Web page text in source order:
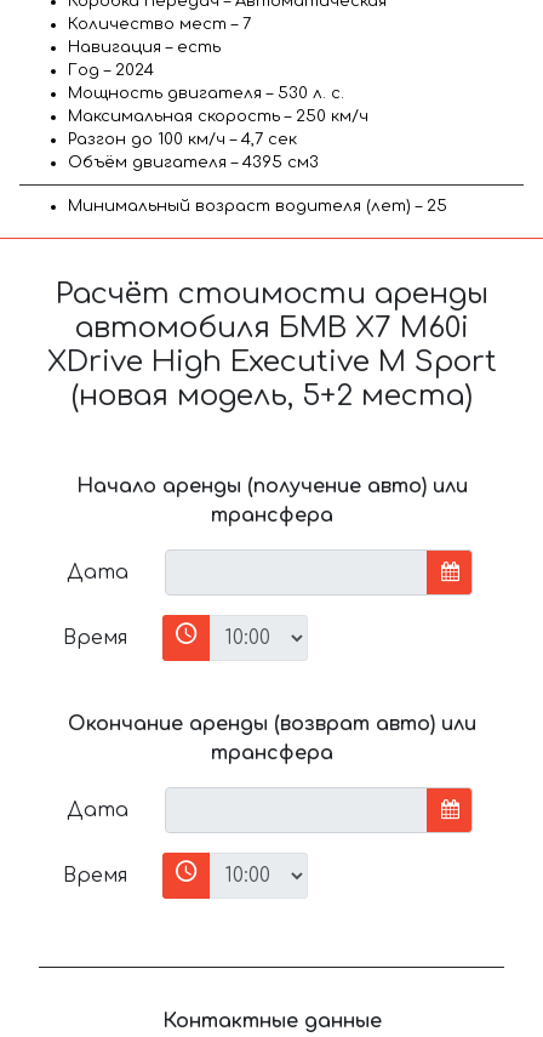
Количество мест – 7
Навигация – есть
Год – 2024
Мощность двигателя – 530 л. с.
Максимальная скорость – 250 км/ч
Разгон до 100 км/ч – 4,7 сек
Объём двигателя – 4395 см3
Минимальный возраст водителя (лет) – 25
Расчёт стоимости аренды
автомобиля БМВ X7 M60i
XDrive High Executive M Sport
(новая модель, 5+2 места)
Начало аренды (получение авто) или
трансфера
Дата
Время
Окончание аренды (возврат авто) или
трансфера
Дата
Время
Контактные данные